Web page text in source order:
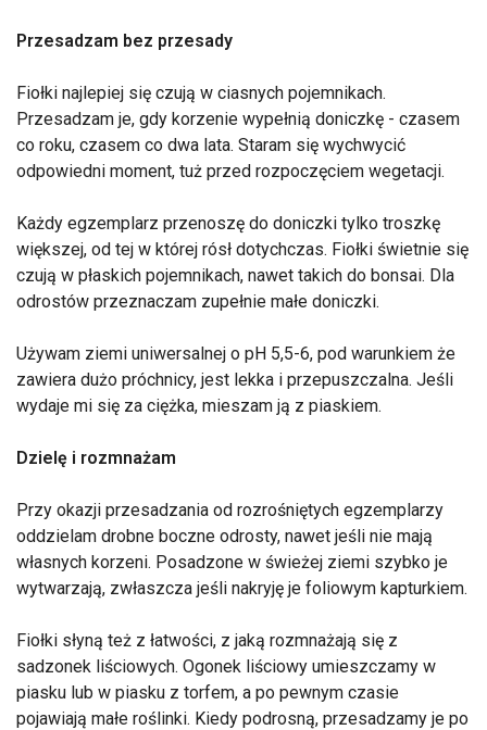
Przesadzam bez przesady
Fiołki najlepiej się czują w ciasnych pojemnikach.
Przesadzam je, gdy korzenie wypełnią doniczkę - czasem
co roku, czasem co dwa lata. Staram się wychwycić
odpowiedni moment, tuż przed rozpoczęciem wegetacji.
Każdy egzemplarz przenoszę do doniczki tylko troszkę
większej, od tej w której rósł dotychczas. Fiołki świetnie się
czują w płaskich pojemnikach, nawet takich do bonsai. Dla
odrostów przeznaczam zupełnie małe doniczki.
Używam ziemi uniwersalnej o pH 5,5-6, pod warunkiem że
zawiera dużo próchnicy, jest lekka i przepuszczalna. Jeśli
wydaje mi się za ciężka, mieszam ją z piaskiem.
Dzielę i rozmnażam
Przy okazji przesadzania od rozrośniętych egzemplarzy
oddzielam drobne boczne odrosty, nawet jeśli nie mają
własnych korzeni. Posadzone w świeżej ziemi szybko je
wytwarzają, zwłaszcza jeśli nakryję je foliowym kapturkiem.
Fiołki słyną też z łatwości, z jaką rozmnażają się z
sadzonek liściowych. Ogonek liściowy umieszczamy w
piasku lub w piasku z torfem, a po pewnym czasie
pojawiają małe roślinki. Kiedy podrosną, przesadzamy je po